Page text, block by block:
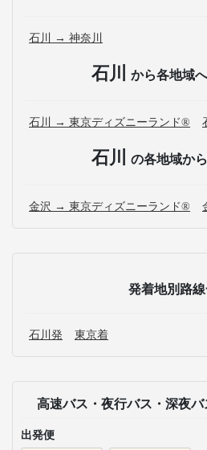
石川 → 神奈川
石川 から各地域
石川 → 東京ディズニーランド®
石川 の各地域か
金沢 → 東京ディズニーランド®
発着地別路
石川発 東京着
高速バス・夜行バス・深夜
出発便